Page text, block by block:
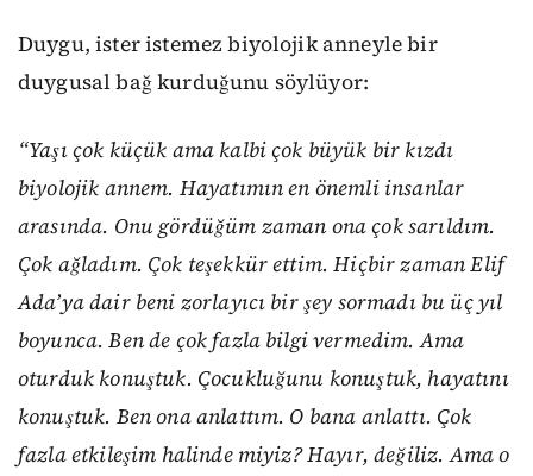
Duygu, ister istemez biyolojik anneyle bir
duygusal bağ kurduğunu söylüyor:
“Yaşı çok küçük ama kalbi çok büyük bir kızdı
biyolojik annem. Hayatımın en önemli insanlar
arasında. Onu gördüğüm zaman ona çok sarıldım.
Çok ağladım. Çok teşekkür ettim.Hiçbir zaman Elif
Ada’ya dair beni zorlayıcı bir şey sormadı bu üç yıl
boyunca. Ben de çok fazla bilgi vermedim. Ama
oturduk konuştuk. Çocukluğunu konuştuk, hayatını
konuştuk. Ben ona anlattım. O bana anlattı. Çok
fazla etkileşim halinde miyiz? Hayır, değiliz. Ama o